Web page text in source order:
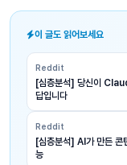
이 글도 읽어보세요
Reddit
[심층분석] 당신이
답입니다
Reddit
[심층분석] AI가 만든 콘
능